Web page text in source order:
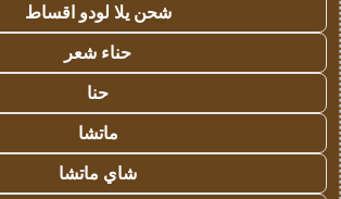
شحن يلا لودو اقساط
حناء شعر
حنا
ماتشا
شاي ماتشا